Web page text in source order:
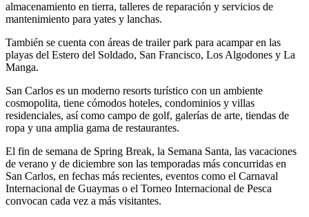
almacenamiento en tierra, talleres de reparación y servicios de
mantenimiento para yates y lanchas.
También se cuenta con áreas de trailer park para acampar en las
playas del Estero del Soldado, San Francisco, Los Algodones y La
Manga.
San Carlos es un moderno resorts turístico con un ambiente
cosmopolita, tiene cómodos hoteles, condominios y villas
residenciales, así como campo de golf, galerías de arte, tiendas de
ropa y una amplia gama de restaurantes.
El fin de semana de Spring Break, la Semana Santa, las vacaciones
de verano y de diciembre son las temporadas más concurridas en
San Carlos, en fechas más recientes, eventos como el Carnaval
Internacional de Guaymas o el Torneo Internacional de Pesca
convocan cada vez a más visitantes.